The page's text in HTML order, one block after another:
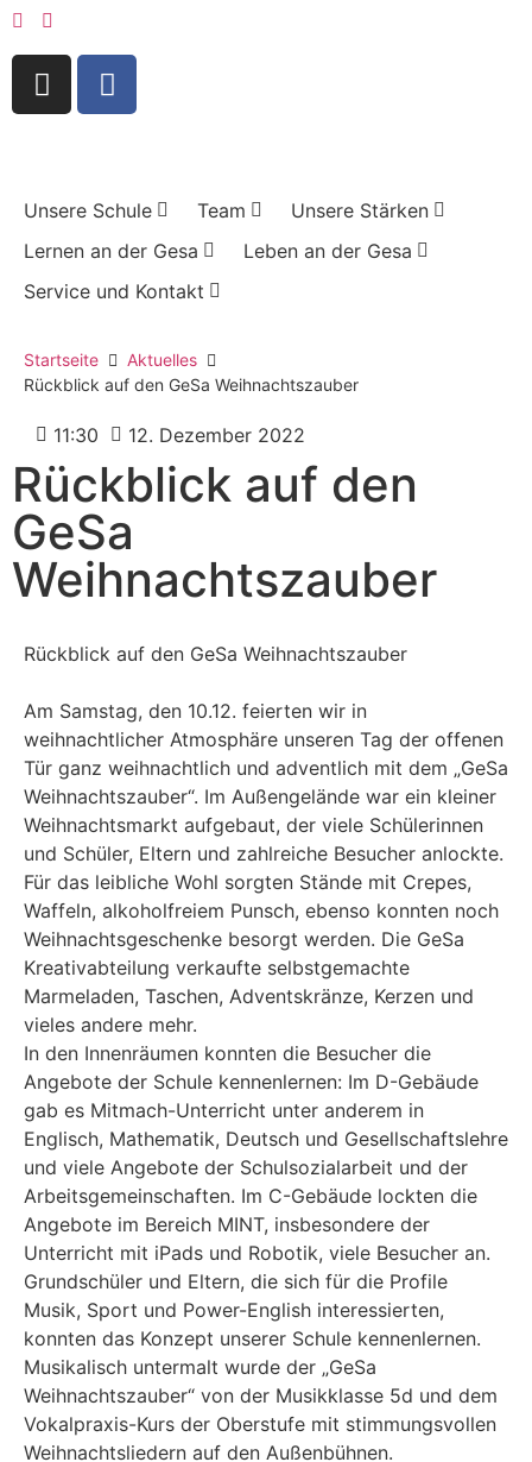
Unsere Schule Team
Unsere Stärken
Lernen an der Gesa
Leben an der Gesa
Service und Kontakt
Startseite
Aktuelles
Rückblick auf den GeSa Weihnachtszauber
11:30 12. Dezember 2022
Rückblick auf den
GeSa
Weihnachtszauber
Rückblick auf den GeSa Weihnachtszauber
Am Samstag, den 10.12. feierten wir in
weihnachtlicher Atmosphäre unseren Tag der offenen
Tür ganz weihnachtlich und adventlich mit dem „GeSa
Weihnachtszauber“. Im Außengelände war ein kleiner
Weihnachtsmarkt aufgebaut, der viele Schülerinnen
und Schüler, Eltern und zahlreiche Besucher anlockte.
Für das leibliche Wohl sorgten Stände mit Crepes,
Waffeln, alkoholfreiem Punsch, ebenso konnten noch
Weihnachtsgeschenke besorgt werden. Die GeSa
Kreativabteilung verkaufte selbstgemachte
Marmeladen, Taschen, Adventskränze, Kerzen und
vieles andere mehr.
In den Innenräumen konnten die Besucher die
Angebote der Schule kennenlernen: Im D-Gebäude
gab es Mitmach-Unterricht unter anderem in
Englisch, Mathematik, Deutsch und Gesellschaftslehre
und viele Angebote der Schulsozialarbeit und der
Arbeitsgemeinschaften. Im C-Gebäude lockten die
Angebote im Bereich MINT, insbesondere der
Unterricht mit iPads und Robotik, viele Besucher an.
Grundschüler und Eltern, die sich für die Profile
Musik, Sport und Power-English interessierten,
konnten das Konzept unserer Schule kennenlernen.
Musikalisch untermalt wurde der „GeSa
Weihnachtszauber“ von der Musikklasse 5d und dem
Vokalpraxis-Kurs der Oberstufe mit stimmungsvollen
Weihnachtsliedern auf den Außenbühnen.